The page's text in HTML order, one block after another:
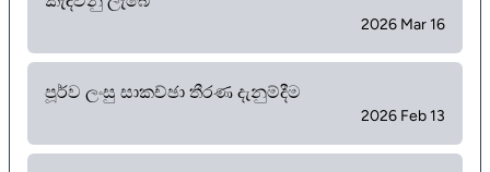
2026 Mar 16
පූර්ව ලංසු සාකච්ඡා තීරණ දැනුම්දීම
2026 Feb 13